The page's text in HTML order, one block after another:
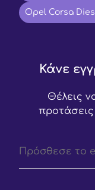
Opel Corsa
Κάνε
Θέλεις